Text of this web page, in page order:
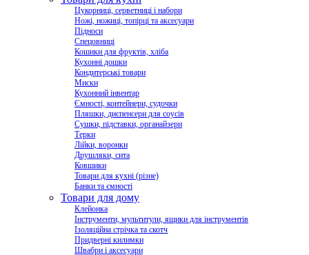
Цукорниці, серветниці і набори
Ножі, ножиці, топірці та аксесуари
Підноси
Спецовниці
Кошики для фруктів, хліба
Кухонні дошки
Кондитерські товари
Миски
Кухонний інвентар
Ємності, контейнери, судочки
Пляшки, диспенсери для соусів
Сушки, підставки, органайзери
Терки
Лійки, воронки
Друшляки, сита
Ковшики
Товари для кухні (різне)
Банки та ємності
Товари для дому
Клейонка
Інструменти, мультитули, ящики для інструментів
Ізоляційна стрічка та скотч
Придверні килимки
Швабри і аксесуари